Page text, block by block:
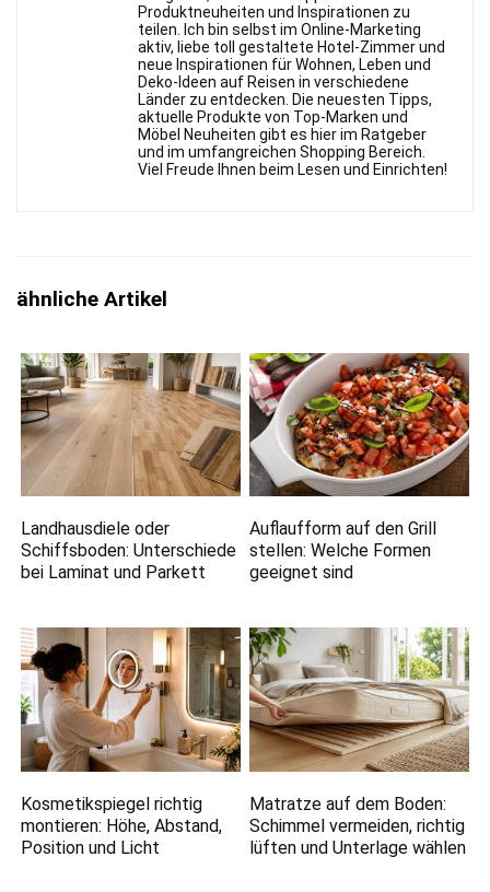
Produktneuheiten und Inspirationen zu
teilen. Ich bin selbst im Online-Marketing
aktiv, liebe toll gestaltete Hotel-Zimmer und
neue Inspirationen für Wohnen, Leben und
Deko-Ideen auf Reisen in verschiedene
Länder zu entdecken. Die neuesten Tipps,
aktuelle Produkte von Top-Marken und
Möbel Neuheiten gibt es hier im Ratgeber
und im umfangreichen Shopping Bereich.
Viel Freude Ihnen beim Lesen und Einrichten!
ähnliche Artikel
Landhausdiele oder
Schiffsboden: Unterschiede
bei Laminat und Parkett
Auflaufform auf den Grill
stellen: Welche Formen
geeignet sind
Kosmetikspiegel richtig
montieren: Höhe, Abstand,
Position und Licht
Matratze auf dem Boden:
Schimmel vermeiden, richtig
lüften und Unterlage wählen